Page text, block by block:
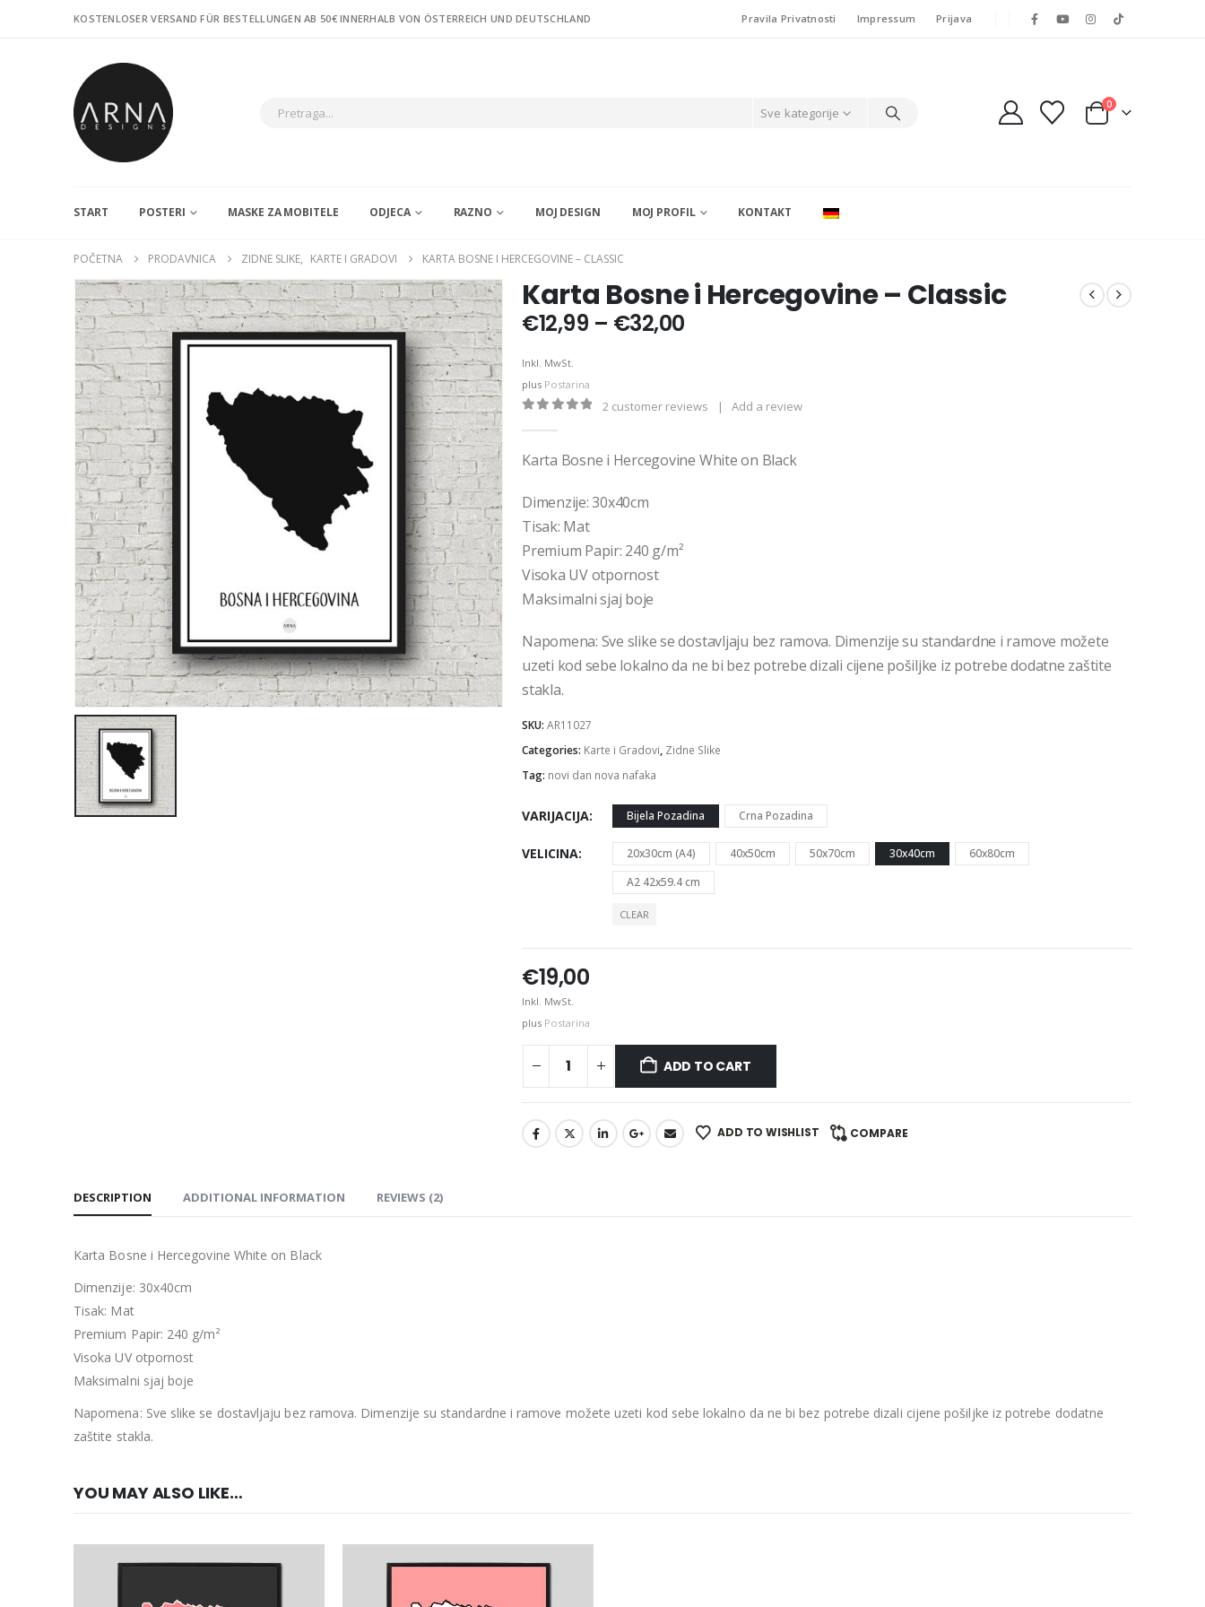
KOSTENLOSER VERSAND FÜR BESTELLUNGEN AB 50€ INNERHALB VON ÖSTERREICH UND DEUTSCHLAND Pravila Privatnosti Impressum Prijava
Sve kategorije
0
START POSTERI MASKE ZA MOBITELE ODJECA RAZNO MOJ DESIGN MOJ PROFIL KONTAKT
POČETNA PRODAVNICA ZIDNE SLIKE, KARTE I GRADOVI KARTA BOSNE I HERCEGOVINE – CLASSIC
Karta Bosne i Hercegovine – Classic
€12,99 – €32,00Price
€32,00
Inkl. MwSt.
plus Postarina
2 customer reviews | Add a review
Karta Bosne i Hercegovine White on Black
Dimenzije: 30x40cm
Tisak: Mat
Premium Papir: 240 g/m²
Visoka UV otpornost
Maksimalni sjaj boje
Napomena: Sve slike se dostavljaju bez ramova. Dimenzije su standardne i ramove možete
uzeti kod sebe lokalno da ne bi bez potrebe dizali cijene pošiljke iz potrebe dodatne zaštite
stakla.
SKU: AR11027
Categories: Karte i Gradovi, Zidne Slike
Tag: novi dan nova nafaka
VARIJACIJA Bijela Pozadina Crna Pozadina
VELICINA 20x30cm (A4) 40x50cm 50x70cm 30x40cm
60x80cm
A2 42x59.4 cm
CLEAR
€19,00
Inkl. MwSt.
plus Postarina
ADD TO CART
ADD TO WISHLIST COMPARE
DESCRIPTION ADDITIONAL INFORMATION REVIEWS (2)
Karta Bosne i Hercegovine White on Black
Dimenzije: 30x40cm
Tisak: Mat
Premium Papir: 240 g/m²
Visoka UV otpornost
Maksimalni sjaj boje
Napomena: Sve slike se dostavljaju bez ramova. Dimenzije su standardne i ramove možete uzeti kod sebe lokalno da ne bi bez potrebe dizali cijene pošiljke iz potrebe dodatne
zaštite stakla.
YOU MAY ALSO LIKE…